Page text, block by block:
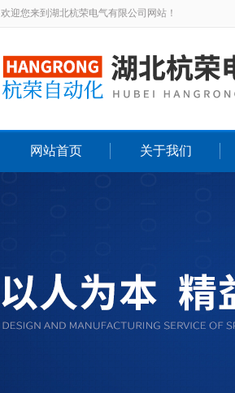
欢迎您来到湖北杭荣电气有限公司网站！
网站首页 关于我们